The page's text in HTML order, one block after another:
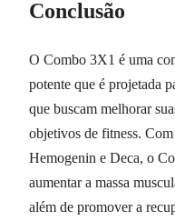
Conclusão
O Combo 3X1 é uma
potente que é projetada
que buscam melhorar
objetivos de fitness.
Hemogenin e Deca, o
aumentar a massa
além de promover a